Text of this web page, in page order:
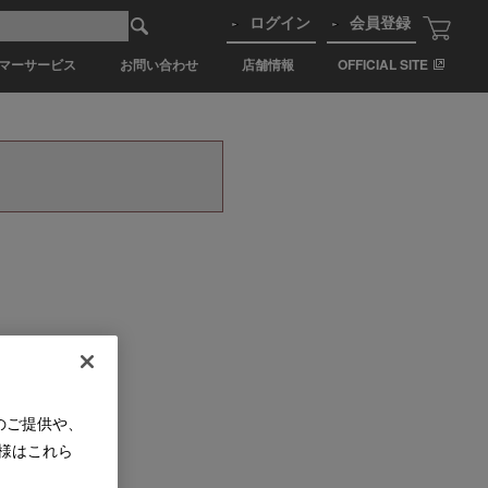
ーサービス お問い合わせ 店舗情報 OFFICIAL SITE
ログイン 会員登録
提供や、
はこれら